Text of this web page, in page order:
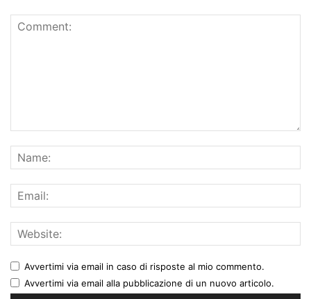
Avvertimi via email in caso di risposte al mio commento.
Avvertimi via email alla pubblicazione di un nuovo articolo.